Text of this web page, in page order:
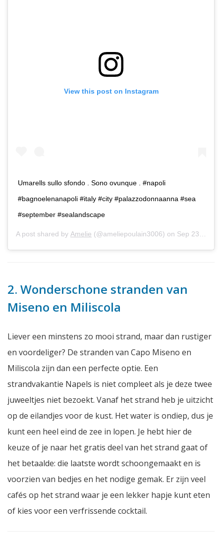
View this post on Instagram
Umarells sullo sfondo . Sono ovunque . #napoli
#bagnoelenanapoli #italy #city #palazzodonnaanna #sea
#september #sealandscape
A post shared by Amelie (@ameliepoulain3006) on Sep 23, 2018 at 5:37am PDT
2. Wonderschone stranden van
Miseno en Miliscola
Liever een minstens zo mooi strand, maar dan rustiger
en voordeliger? De stranden van Capo Miseno en
Miliscola zijn dan een perfecte optie. Een
strandvakantie Napels is niet compleet als je deze twee
juweeltjes niet bezoekt. Vanaf het strand heb je uitzicht
op de eilandjes voor de kust. Het water is ondiep, dus je
kunt een heel eind de zee in lopen. Je hebt hier de
keuze of je naar het gratis deel van het strand gaat of
het betaalde: die laatste wordt schoongemaakt en is
voorzien van bedjes en het nodige gemak. Er zijn veel
cafés op het strand waar je een lekker hapje kunt eten
of kies voor een verfrissende cocktail.